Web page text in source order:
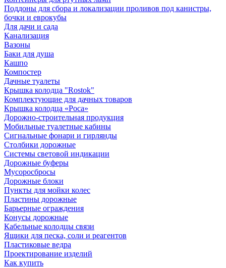
Поддоны для сбора и локализации проливов под канистры,
бочки и еврокубы
Для дачи и сада
Канализация
Вазоны
Баки для душа
Кашпо
Компостер
Дачные туалеты
Крышка колодца "Rostok"
Комплектующие для дачных товаров
Крышка колодца «Роса»
Дорожно-строительная продукция
Мобильные туалетные кабины
Сигнальные фонари и гирлянды
Столбики дорожные
Системы световой индикации
Дорожные буферы
Мусоросбросы
Дорожные блоки
Пункты для мойки колес
Пластины дорожные
Барьерные ограждения
Конусы дорожные
Кабельные колодцы связи
Ящики для песка, соли и реагентов
Пластиковые ведра
Проектирование изделий
Как купить